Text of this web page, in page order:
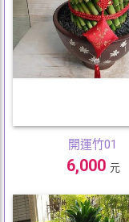
開運竹01
6,000 元